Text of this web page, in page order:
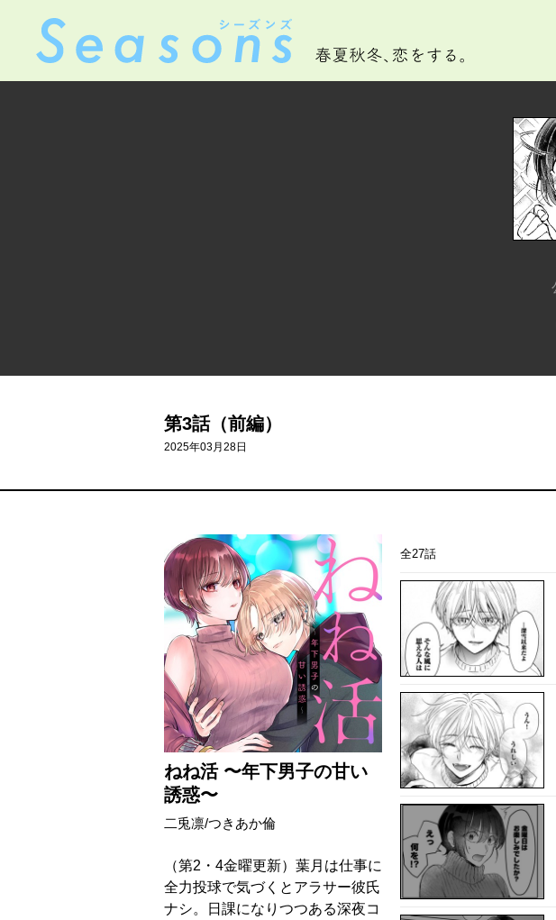
春夏秋冬、恋をする。
第3話（前編）
2025年03月28日
ねね活 〜年下男子の甘い
誘惑〜
二兎凛/つきあか倫
（第2・4金曜更新）葉月は仕事に
全力投球で気づくとアラサー彼氏
ナシ。日課になりつつある深夜コ
全27話